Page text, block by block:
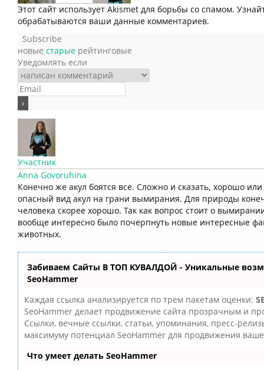
Этот сайт использует Akismet для борьбы со спамом.
обрабатываются ваши данные комментариев.
Subscribe
новые старые рейтинговые
Уведомлять если
Участник
Anna Govoruhina
Конечно же акул боятся все. Сложно и сказать, хорошо
опасный вид акул на грани вымирания. Для природы
человека скорее хорошо. Так как вопрос стоит о
вообще интересно было почерпнуть новые интересные
животных.
Забиваем Сайты В ТОП КУВАЛДОЙ - Уникальные
SeoHammer
Каждая ссылка анализируется по трем пакетам оценки:
SeoHammer делает продвижение сайта прозрачным и
Ссылки, вечные ссылки, статьи, упоминания, пресс-
максимуму потенциал SeoHammer для продвижения
Что умеет делать SeoHammer